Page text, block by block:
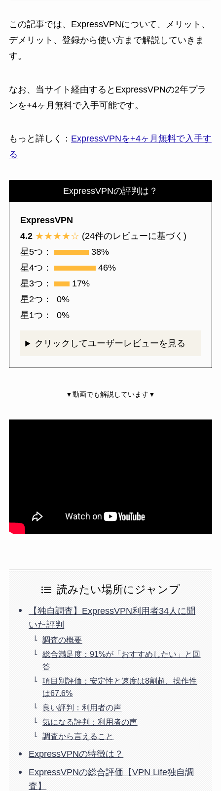
この記事では、ExpressVPNについて、メリット、
デメリット、登録から使い方まで解説していきま
す。
なお、当サイト経由するとExpressVPNの2年プラ
ンを+4ヶ月無料で入手可能です。
もっと詳しく： ExpressVPNを+4ヶ月無料で入手す
る
ExpressVPNの評判は？
ExpressVPN
4.2 ★★★★☆ (24件のレビューに基づく)
星5つ：
38%
星4つ：
46%
星3つ：
17%
星2つ：
0%
星1つ：
0%
クリックしてユーザーレビューを見る
▼動画でも解説しています▼
読みたい場所にジャンプ
【独自調査】ExpressVPN利用者34人に聞
いた評判
調査の概要
総合満足度：91%が「おすすめしたい」と回
答
項目別評価：安定性と速度は8割超、操作性
は67.6%
良い評判：利用者の声
気になる評判：利用者の声
調査から言えること
ExpressVPNの特徴は？
ExpressVPNの総合評価【VPN Life独自調
査】